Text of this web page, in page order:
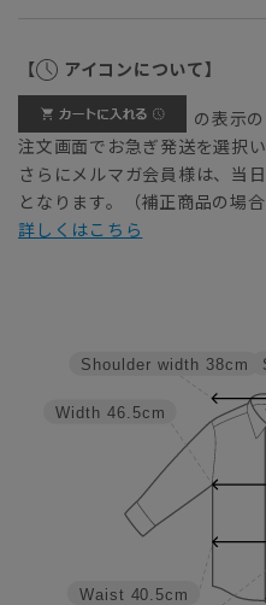
【 アイコンについて】
の表示の
注文画面でお急ぎ発送を選択い
さらにメルマガ会員様は、当
となります。（補正商品の場合
詳しくはこちら
Waist 40.5cm
Width 46.5cm
Shoulder width 38cm